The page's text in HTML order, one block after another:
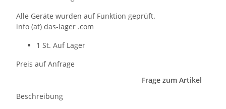
Alle Geräte wurden auf Funktion geprüft.
info (at) das-lager .com
1 St. Auf Lager
Preis auf Anfrage
Frage zum Artikel
Beschreibung